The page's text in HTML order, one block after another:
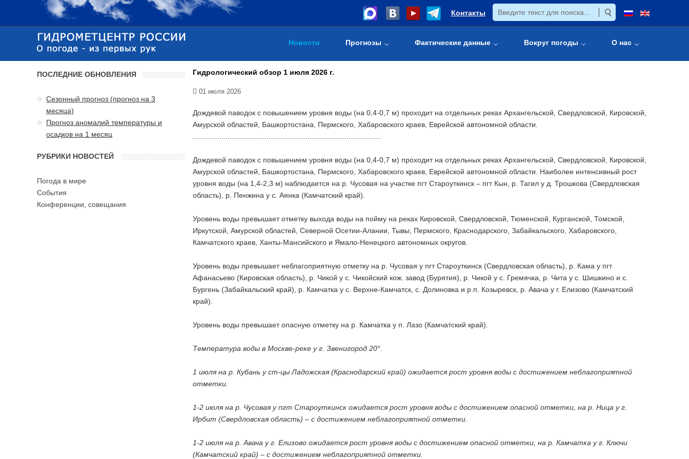
Контакты
Новости Прогнозы Фактические данные Вокруг погоды О нас
Гидрологический обзор 1 июля 2026 г.
01 июля 2026
Дождевой паводок с повышением уровня воды (на 0,4-0,7 м) проходит на отдельных реках Архангельской, Свердловской, Кировской,
Амурской областей, Башкортостана, Пермского, Хабаровского краев, Еврейской автономной области.
Дождевой паводок с повышением уровня воды (на 0,4-0,7 м) проходит на отдельных реках Архангельской, Свердловской, Кировской,
Амурской областей, Башкортостана, Пермского, Хабаровского краев, Еврейской автономной области. Наиболее интенсивный рост
уровня воды (на 1,4-2,3 м) наблюдается на р. Чусовая на участке пгт Староуткинск – пгт Кын, р. Тагил у д. Трошкова (Свердловская
область), р. Пенжина у с. Аянка (Камчатский край).
Уровень воды превышает отметку выхода воды на пойму на реках Кировской, Свердловской, Тюменской, Курганской, Томской,
Иркутской, Амурской областей, Северной Осетии-Алании, Тывы, Пермского, Краснодарского, Забайкальского, Хабаровского,
Камчатского краев, Ханты-Мансийского и Ямало-Ненецкого автономных округов.
Уровень воды превышает неблагоприятную отметку на р. Чусовая у пгт Староуткинск (Свердловская область), р. Кама у пгт
Афанасьево (Кировская область), р. Чикой у с. Чикойский кож. завод (Бурятия), р. Чикой у с. Гремячка, р. Чита у с. Шишкино и с.
Бургень (Забайкальский край), р. Камчатка у с. Верхне-Камчатск, с. Долиновка и р.п. Козыревск, р. Авача у г. Елизово (Камчатский
край).
Уровень воды превышает опасную отметку на р. Камчатка у п. Лазо (Камчатский край).
Температура воды в Москве-реке у г. Звенигород 20°.
1 июля на р. Кубань у ст-цы Ладожская (Краснодарский край) ожидается рост уровня воды с достижением неблагоприятной
отметки.
1-2 июля на р. Чусовая у пгт Староуткинск ожидается рост уровня воды с достижением опасной отметки, на р. Ница у г.
Ирбит (Свердловская область) – с достижением неблагоприятной отметки.
1-2 июля на р. Авача у г. Елизово ожидается рост уровня воды с достижением опасной отметки, на р. Камчатка у г. Ключи
(Камчатский край) – с достижением неблагоприятной отметки.
ПОСЛЕДНИЕ ОБНОВЛЕНИЯ
Сезонный прогноз (прогноз на 3
месяца)
Прогноз аномалий температуры и
осадков на 1 месяц
РУБРИКИ НОВОСТЕЙ
Погода в мире
События
Конференции, совещания